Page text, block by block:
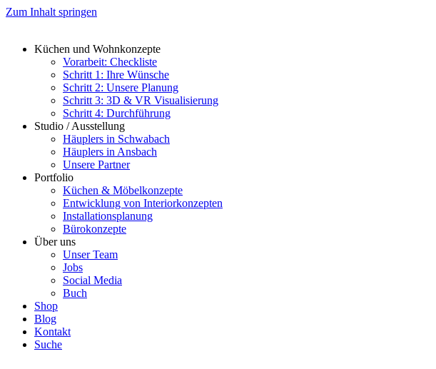
Zum Inhalt springen
Küchen und Wohnkonzepte
Vorarbeit: Checkliste
Schritt 1: Ihre Wünsche
Schritt 2: Unsere Planung
Schritt 3: 3D & VR Visualisierung
Schritt 4: Durchführung
Studio / Ausstellung
Häuplers in Schwabach
Häuplers in Ansbach
Unsere Partner
Portfolio
Küchen & Möbelkonzepte
Entwicklung von Interiorkonzepten
Installationsplanung
Bürokonzepte
Über uns
Unser Team
Jobs
Social Media
Buch
Shop
Blog
Kontakt
Suche